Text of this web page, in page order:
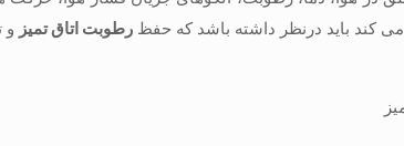
کند باید درنظر داشته باشد که حفظ رطوبت اتاق تمیز و